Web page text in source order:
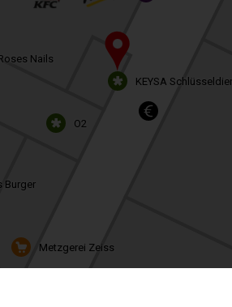
Burger
KEYSA
Metzgerei Zeiss
O2
Nails